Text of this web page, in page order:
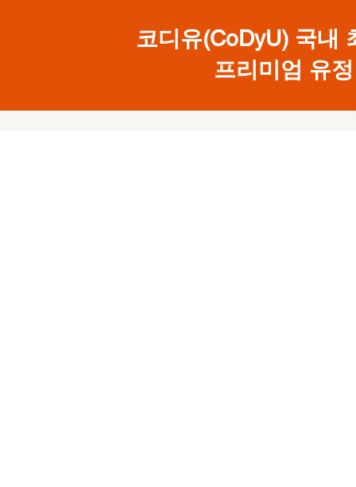
코디유(CoDyU) 국내
프리미엄 유